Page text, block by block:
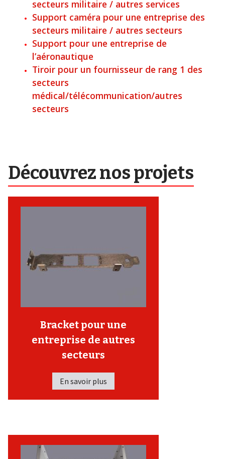
secteurs militaire / autres services
Support caméra pour une entreprise des
secteurs militaire / autres secteurs
Support pour une entreprise de
l’aéronautique
Tiroir pour un fournisseur de rang 1 des
secteurs
médical/télécommunication/autres
secteurs
Découvrez nos projets
Bracket pour une
entreprise de autres
secteurs
En savoir plus